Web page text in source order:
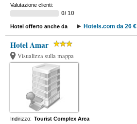
Valutazione clienti:
0/ 10
Hotel offerto anche da Hotels.com da 26 €
Hotel Amar
Visualizza sulla mappa
Indirizzo: Tourist Complex Area